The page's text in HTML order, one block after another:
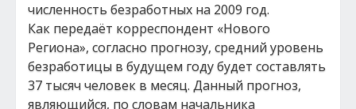
численность безработных на 2009 год.
Как передаёт корреспондент «Нового
Региона», согласно прогнозу, средний уровень
безработицы в будущем году будет составлять
37 тысяч человек в месяц. Данный прогноз,
являющийся, по словам начальника